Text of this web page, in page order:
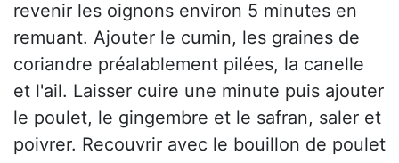
revenir les oignons environ 5 minutes en
remuant. Ajouter le cumin, les graines de
coriandre préalablement pilées, la canelle
et l'ail. Laisser cuire une minute puis ajouter
le poulet, le gingembre et le safran, saler et
poivrer. Recouvrir avec le bouillon de poulet